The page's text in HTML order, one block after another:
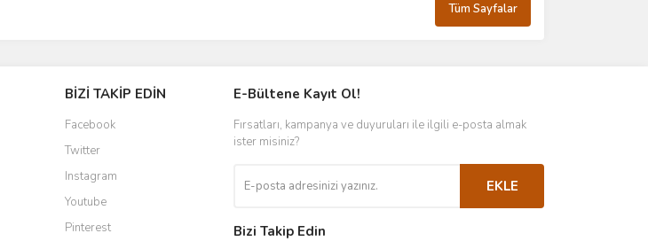
Tüm Sayfalar
BİZİ TAKİP EDİN
Facebook
Twitter
Instagram
Youtube
Pinterest
E-Bültene Kayıt Ol!
Fırsatları, kampanya ve duyuruları ile ilgili e-posta almak
ister misiniz?
EKLE
Bizi Takip Edin